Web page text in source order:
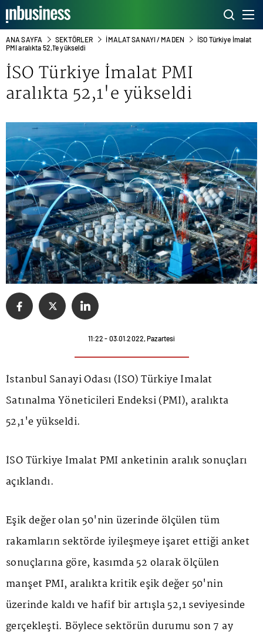
ANA SAYFA SEKTÖRLER İMALAT SANAYI / MADEN
İSO Türkiye İmalat
PMI aralıkta 52,1'e yükseldi
İSO Türkiye İmalat PMI
aralıkta 52,1'e yükseldi
11:22 - 03.01.2022, Pazartesi
İstanbul Sanayi Odası (İSO) Türkiye İmalat
Satınalma Yöneticileri Endeksi (PMI), aralıkta
52,1'e yükseldi.
İSO Türkiye İmalat PMI anketinin aralık sonuçları
açıklandı.
Eşik değer olan 50'nin üzerinde ölçülen tüm
rakamların sektörde iyileşmeye işaret ettiği anket
sonuçlarına göre, kasımda 52 olarak ölçülen
manşet PMI, aralıkta kritik eşik değer 50'nin
üzerinde kaldı ve hafif bir artışla 52,1 seviyesinde
gerçekleşti. Böylece sektörün durumu son 7 ay